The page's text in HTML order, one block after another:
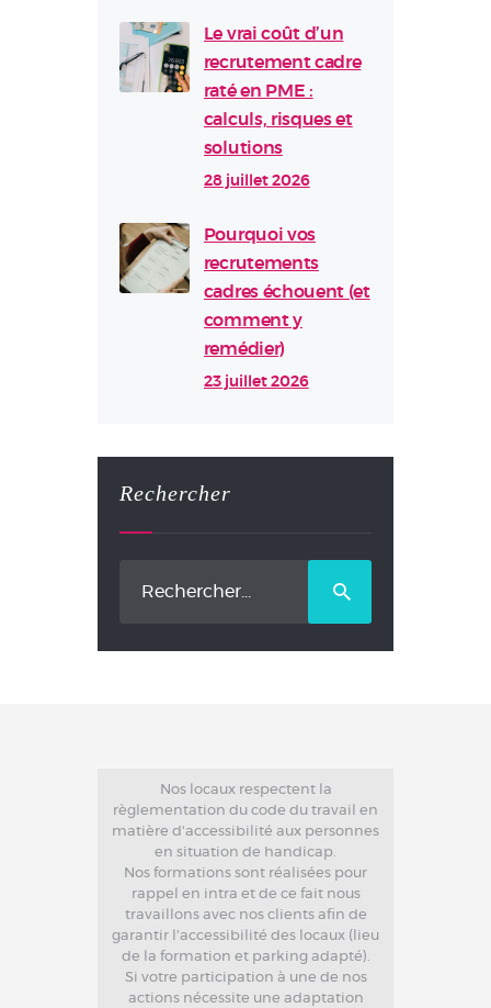
Le vrai coût d’un
recrutement cadre
raté en PME :
calculs, risques et
solutions
28 juillet 2026
Pourquoi vos
recrutements
cadres échouent (et
comment y
remédier)
23 juillet 2026
Rechercher
Nos locaux respectent la
règlementation du code du travail en
matière d'accessibilité aux personnes
en situation de handicap.
Nos formations sont réalisées pour
rappel en intra et de ce fait nous
travaillons avec nos clients afin de
garantir l'accessibilité des locaux (lieu
de la formation et parking adapté).
Si votre participation à une de nos
actions nécessite une adaptation